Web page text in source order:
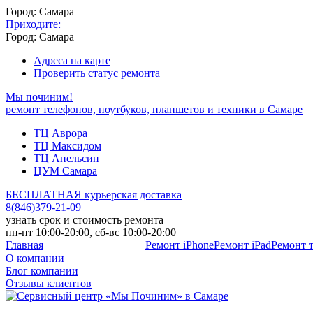
Город: Самара
Приходите:
Город: Самара
Адреса на карте
Проверить статус ремонта
Мы починим!
ремонт телефонов, ноутбуков, планшетов и техники в Самаре
ТЦ Аврора
ТЦ Максидом
ТЦ Апельсин
ЦУМ Самара
БЕСПЛАТНАЯ курьерская доставка
8(846)379-21-09
узнать срок и стоимость ремонта
пн-пт 10:00-20:00, сб-вс 10:00-20:00
Главная
О компании
Блог компании
Отзывы клиентов
Ремонт iPhoneРемонт iPadРемонт